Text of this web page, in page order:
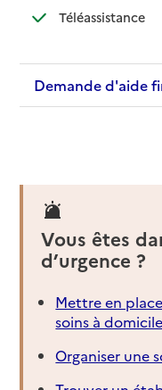
Téléassistance
:: non
Demande d'aide
Vous êtes
d’urgence ?
Mettre en
soins à domicile
Organiser une